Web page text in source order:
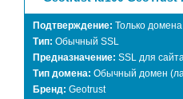
Подтверждение: Только домена
Тип: Обычный SSL
Предназначение: SSL для
Тип домена: Обычный домен
Бренд: Geotrust